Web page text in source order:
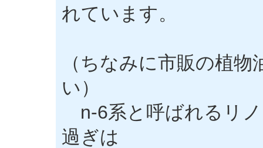
れています。
（ちなみに市販の植
い）
n-6系と呼ばれるリ
過ぎは